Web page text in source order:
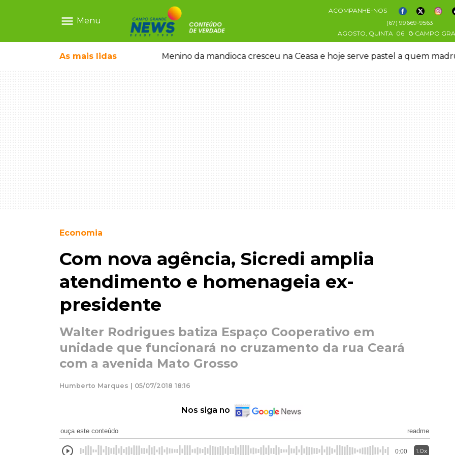
menu Menu
ACOMPANHE-NOS
(67) 99669-9563
AGOSTO, QUINTA 06 CAMPO
As mais lidas
dos pets em frente de casa Menino da mandioca cresceu na Ceasa e hoje serve pastel a quem
Economia
Com nova agência, Sicredi amplia
atendimento e homenageia ex-
presidente
Walter Rodrigues batiza Espaço Cooperativo em
unidade que funcionará no cruzamento da rua Ceará
com a avenida Mato Grosso
Humberto Marques | 05/07/2018 18:16
Nos siga no
ouça este conteúdo readme
0:00 1.0x